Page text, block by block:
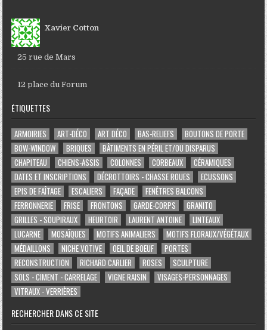
Xavier Cotton
25 rue de Mars
12 place du Forum
ÉTIQUETTES
ARMOIRIES ART-DÉCO ART DÉCO BAS-RELIEFS
BOUTONS DE PORTE
BOW-WINDOW
BRIQUES
BÂTIMENTS EN PÉRIL ET/OU DISPARUS
CHAPITEAU
CHIENS-ASSIS COLONNES CORBEAUX
CÉRAMIQUES
DATES ET INSCRIPTIONS
DÉCROTTOIRS - CHASSE ROUES
ECUSSONS
EPIS DE FAÎTAGE
ESCALIERS FAÇADE
FENÊTRES BALCONS
FERRONNERIE
FRISE FRONTONS GARDE-CORPS
GRANITO
GRILLES - SOUPIRAUX
HEURTOIR LAURENT ANTOINE
LINTEAUX
LUCARNE
MOSAÏQUES MOTIFS ANIMALIERS
MOTIFS FLORAUX/VÉGÉTAUX
MÉDAILLONS
NICHE VOTIVE OEIL DE BOEUF
PORTES
RECONSTRUCTION
RICHARD CARLIER ROSES
SCULPTURE
SOLS - CIMENT - CARRELAGE
VIGNE RAISIN
VISAGES-PERSONNAGES
VITRAUX - VERRIÈRES
RECHERCHER DANS CE SITE